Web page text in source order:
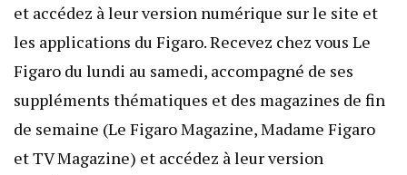
et accédez à leur version numérique sur le site et
les applications du Figaro. Recevez chez vous Le
Figaro du lundi au samedi, accompagné de ses
suppléments thématiques et des magazines de fin
de semaine (Le Figaro Magazine, Madame Figaro
et TV Magazine) et accédez à leur version